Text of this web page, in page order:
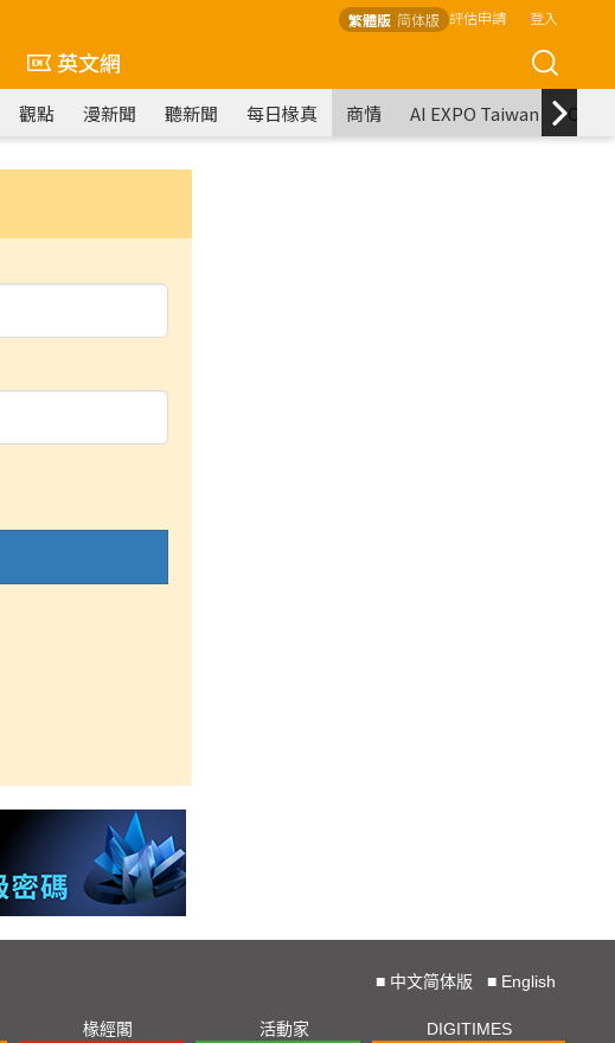
繁體版 简体版 評估申請 登入
英文網
觀點 漫新聞 聽新聞 每日椽真 商情 AI EXPO Taiwan
■ 中文简体版 ■ English
椽經閣 活動家 DIGITIMES